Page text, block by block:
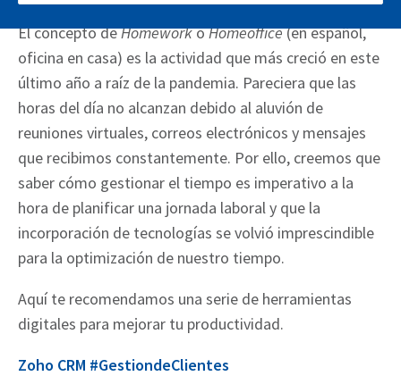
El concepto deHomeworkoHomeoffice(en español,
oficina en casa) es la actividad que más creció en este
último año a raíz de la pandemia. Pareciera que las
horas del día no alcanzan debido al aluvión de
reuniones virtuales, correos electrónicos y mensajes
que recibimos constantemente. Por ello, creemos que
saber cómo gestionar el tiempo es imperativo a la
hora de planificar una jornada laboral y que la
incorporación de tecnologías se volvió imprescindible
para la optimización de nuestro tiempo.
Aquí te recomendamos una serie de herramientas
digitales para mejorar tu productividad.
Zoho CRM #GestiondeClientes